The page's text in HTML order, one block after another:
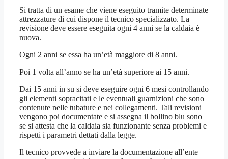
Si tratta di un esame che viene eseguito tramite determinate
attrezzature di cui dispone il tecnico specializzato. La
revisione deve essere eseguita ogni 4 anni se la caldaia è
nuova.
Ogni 2 anni se essa ha un’età maggiore di 8 anni.
Poi 1 volta all’anno se ha un’età superiore ai 15 anni.
Dai 15 anni in su si deve eseguire ogni 6 mesi controllando
gli elementi sopracitati e le eventuali guarnizioni che sono
contenute nelle tubature e nei collegamenti. Tali revisioni
vengono poi documentate e si assegna il bollino blu sono
se si attesta che la caldaia sia funzionante senza problemi e
rispetti i parametri dettati dalla legge.
Il tecnico provvede a inviare la documentazione all’ente